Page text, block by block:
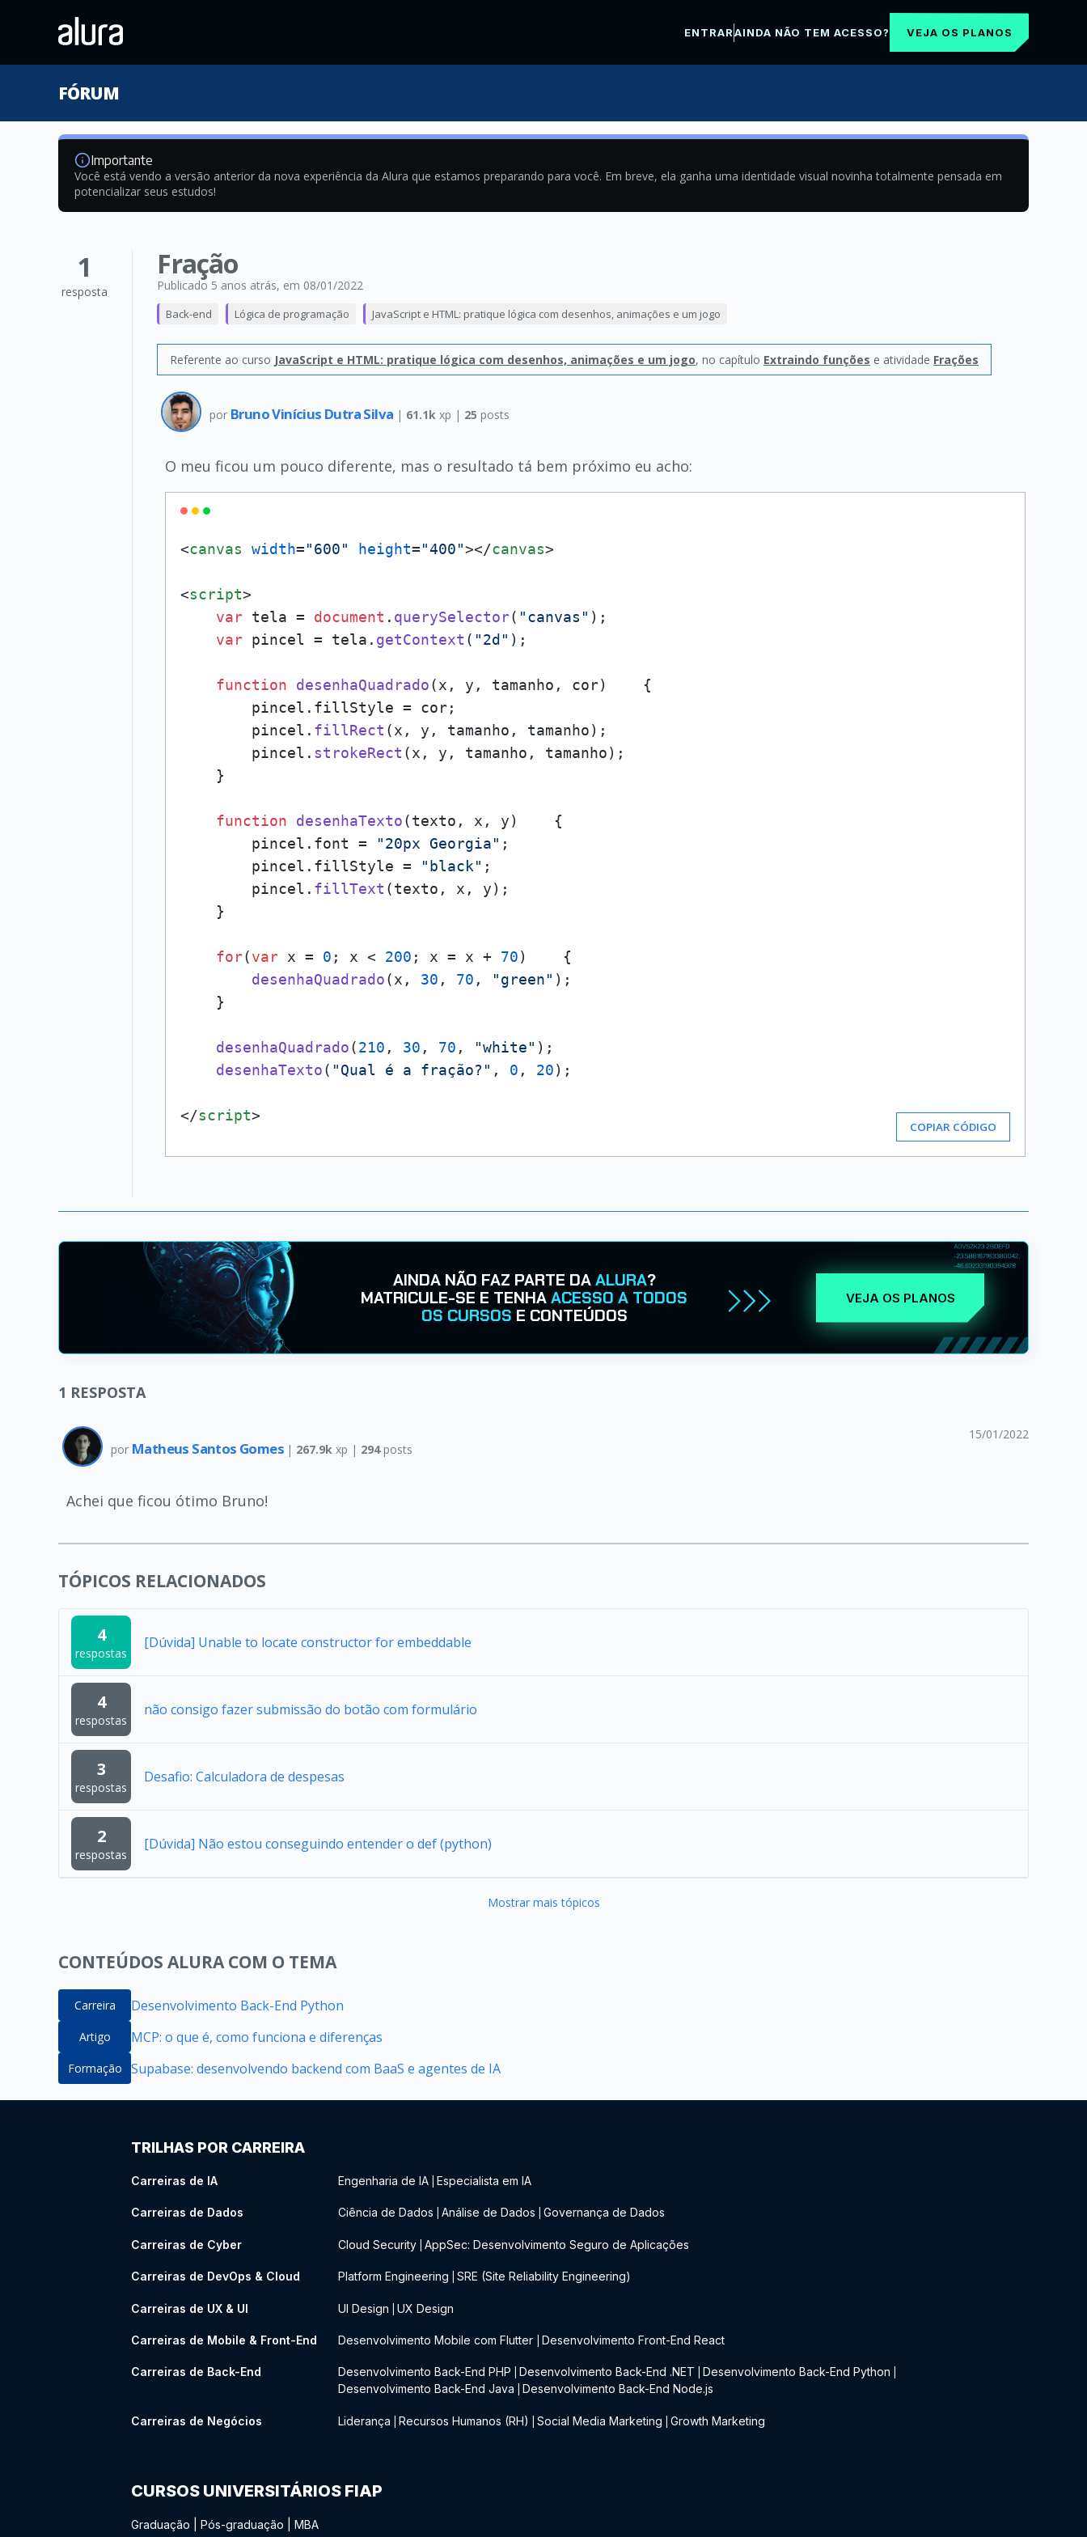
ENTRARAINDA NÃO TEM ACESSO? VEJA OS PLANOS
FÓRUM
Importante
Você está vendo a versão anterior da nova experiência da Alura que estamos preparando para você. Em breve, ela ganha uma identidade visual novinha totalmente pensada em
potencializar seus estudos!
1
resposta
Fração
Publicado 5 anos atrás, em 08/01/2022
Back-end Lógica de programação JavaScript e HTML: pratique lógica com desenhos, animações e um jogo
Referente ao curso JavaScript e HTML: pratique lógica com desenhos, animações e um jogo, no capítulo Extraindo funções e atividade Frações
por Bruno Vinícius Dutra Silva | 61.1k xp | 25 posts
O meu ficou um pouco diferente, mas o resultado tá bem próximo eu acho:
<canvas width="600" height="400"></canvas>
<script>
var tela = document . querySelector( "canvas" );
var pincel = tela. getContext ( "2d" );
function desenhaQuadrado(x, y, tamanho, cor)    {
        pincel.
fillStyle = cor;
        pincel.
fillRect (x, y, tamanho, tamanho);
        pincel.
strokeRect (x, y, tamanho, tamanho);
    }
function desenhaTexto(texto, x, y)    {
        pincel.
font = "20px Georgia" ;
        pincel.
fillStyle = "black" ;
        pincel.
fillText (texto, x, y);
    }
for(var x = 0 ; x < 200 ; x = x + 70)    {
desenhaQuadrado(x, 30 , 70 , "green" );
    }
desenhaQuadrado(210 , 30 , 70 , "white" );
desenhaTexto( "Qual é a fração?" , 0 , 20);
</script>
COPIAR CÓDIGO
AINDA NÃO FAZ PARTE DAALURA?
MATRICULE-SE E TENHAACESSO A TODOS
OS CURSOS E CONTEÚDOS
VEJA OS PLANOS
1 RESPOSTA
por Matheus Santos Gomes | 267.9k xp | 294posts
15/01/2022
Achei que ficou ótimo Bruno!
TÓPICOS RELACIONADOS
4
respostas
[Dúvida] Unable to locate constructor for embeddable
4
respostas
não consigo fazer submissão do botão com formulário
3
respostas
Desafio: Calculadora de despesas
2
respostas
[Dúvida] Não estou conseguindo entender o def (python)
Mostrar mais tópicos
CONTEÚDOS ALURA COM O TEMA
Carreira Desenvolvimento Back-End Python
Artigo MCP: o que é, como funciona e diferenças
Formação Supabase: desenvolvendo backend com BaaS e agentes de IA
TRILHAS POR CARREIRA
Carreiras de IA Engenharia de IA Especialista em IA
Carreiras de Dados Ciência de Dados Análise de Dados Governança de Dados
Carreiras de Cyber Cloud Security AppSec: Desenvolvimento Seguro de Aplicações
Carreiras de DevOps & Cloud Platform Engineering SRE (Site Reliability Engineering)
Carreiras de UX & UI UI Design UX Design
Carreiras de Mobile & Front-End Desenvolvimento Mobile com Flutter Desenvolvimento Front-End React
Carreiras de Back-End Desenvolvimento Back-End PHP Desenvolvimento Back-End .NET Desenvolvimento Back-End Python
Desenvolvimento Back-End Java Desenvolvimento Back-End Node.js
Carreiras de Negócios Liderança Recursos Humanos (RH) Social Media Marketing Growth Marketing
CURSOS UNIVERSITÁRIOS FIAP
Graduação Pós-graduação MBA